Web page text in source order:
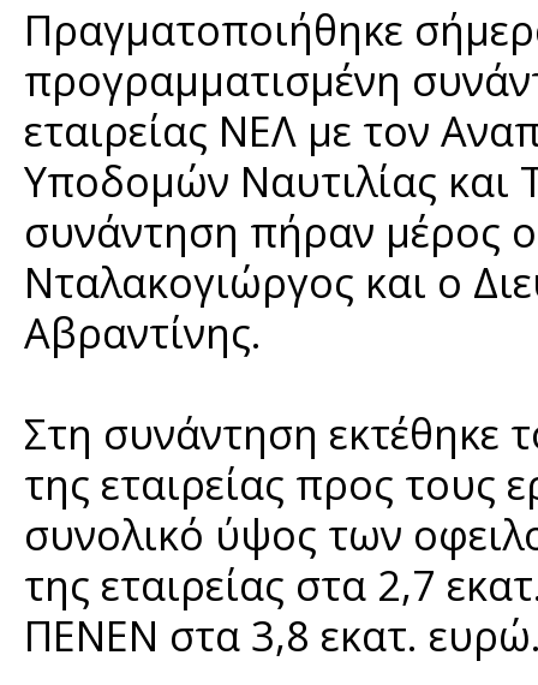
Πραγματοποιήθηκε
προγραμματισμένη
εταιρείας ΝΕΛ με τον
Υποδομών Ναυτιλίας
συνάντηση πήραν μέρος
Νταλακογιώργος και ο
Αβραντίνης.
Στη συνάντηση εκτέθηκε
της εταιρείας προς τους
συνολικό ύψος των
της εταιρείας στα 2,7
ΠΕΝΕΝ στα 3,8 εκατ.